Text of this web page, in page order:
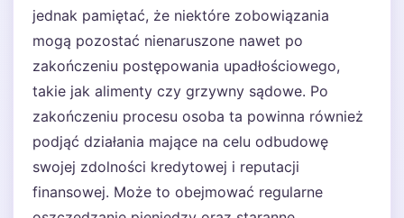
jednak pamiętać, że niektóre zobowiązania
mogą pozostać nienaruszone nawet po
zakończeniu postępowania upadłościowego,
takie jak alimenty czy grzywny sądowe. Po
zakończeniu procesu osoba ta powinna również
podjąć działania mające na celu odbudowę
swojej zdolności kredytowej i reputacji
finansowej. Może to obejmować regularne